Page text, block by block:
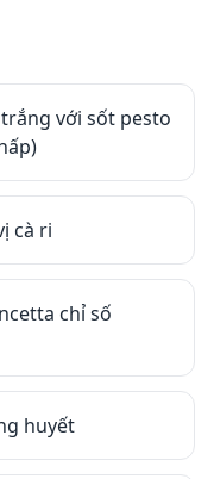
với sốt pesto
cà ri
chỉ số
huyết